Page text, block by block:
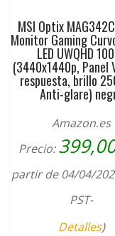
MSI Optix
Monitor Gaming
LED UWQHD
(3440x1440p, Panel
respuesta, brillo
Anti-glare)
Amazon.es
Precio:
partir de 04/04/
PST-
Detalles)